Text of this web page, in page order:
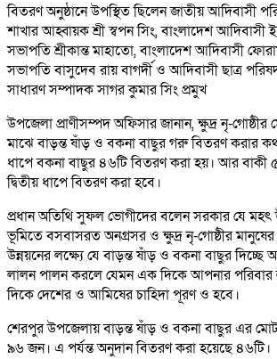
বিতরণ অনুষ্ঠানে উপস্থিত ছিলেন জাতীয় আদিবাসী
শাখার আহ্বায়ক শ্রী স্বপন সিং, বাংলাদেশ আদিবাসী
সভাপতি শ্রীকান্ত মাহাতো, বাংলাদেশ আদিবাসী
সভাপতি বাসুদেব রায় বাগর্দী ও আদিবাসী ছাত্র
সাধারণ সম্পাদক সাগর কুমার সিং প্রমুখ
উপজেলা প্রাণীসম্পদ অফিসার জানান, ক্ষুদ্র নৃ-
মাঝে বাড়ন্ত ষাঁড় ও বকনা বাছুর গরু বিতরণ করার
ধাপে বকনা বাছুর ৪৬টি বিতরণ করা হয়। আর বাকী
দ্বিতীয় ধাপে বিতরণ করা হবে।
প্রধান অতিথি সুফল ভোগীদের বলেন সরকার যে
ভূমিতে বসবাসরত অনগ্রসর ও ক্ষুদ্র নৃ-গোষ্ঠীর
উন্নয়নের লক্ষ্যে যে বাড়ন্ত ষাঁড় ও বকনা বাছুর দিচ্ছে
লালন পালন করলে যেমন এক দিকে আপনার পরিবার
দিকে দেশের ও আমিষের চাহিদা পূরণ ও হবে।
শেরপুর উপজেলায় বাড়ন্ত ষাঁড় ও বকনা বাছুর এর
৯৬ জন। এ পর্যন্ত অনুদান বিতরণ করা হয়েছে ৪৬টি।